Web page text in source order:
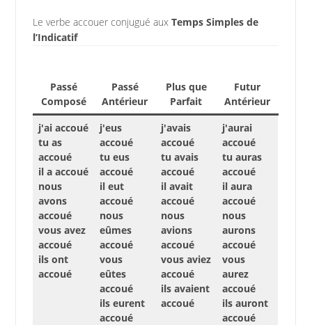
Le verbe accouer conjugué aux Temps Simples de
l’Indicatif
Passé
Composé
Passé
Antérieur
Plus que
Parfait
Futur
Antérieur
j'ai accoué
tu as
accoué
il a accoué
nous
avons
accoué
vous avez
accoué
ils ont
accoué
j'eus
accoué
tu eus
accoué
il eut
accoué
nous
eûmes
accoué
vous
eûtes
accoué
ils eurent
accoué
j'avais
accoué
tu avais
accoué
il avait
accoué
nous
avions
accoué
vous aviez
accoué
ils avaient
accoué
j'aurai
accoué
tu auras
accoué
il aura
accoué
nous
aurons
accoué
vous
aurez
accoué
ils auront
accoué